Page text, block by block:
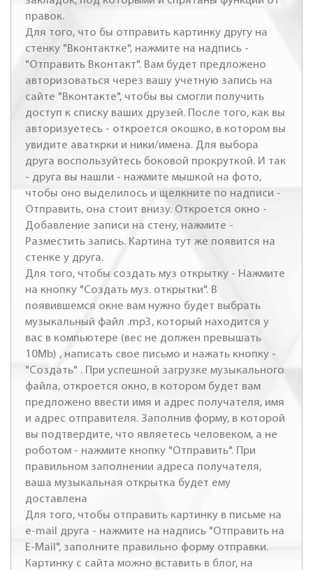
правок.
Для того, что бы отправить картинку другу на
стенку "Вконтактке", нажмите на надпись -
"Отправить Вконтакт". Вам будет предложено
авторизоваться через вашу учетную запись на
сайте "Вконтакте", чтобы вы смогли получить
доступ к списку ваших друзей. После того, как вы
авторизуетесь - откроется окошко, в котором вы
увидите аваткрки и ники/имена. Для выбора
друга воспользуйтесь боковой прокруткой. И так
- друга вы нашли - нажмите мышкой на фото,
чтобы оно выделилось и щелкните по надписи -
Отправить, она стоит внизу. Откроется окно -
Добавление записи на стену, нажмите -
Разместить запись. Картина тут же появится на
стенке у друга.
Для того, чтобы создать муз открытку - Нажмите
на кнопку "Создать муз. открытки". В
появившемся окне вам нужно будет выбрать
музыкальный файл .mp3, который находится у
вас в компьютере (вес не должен превышать
10Mb) , написать свое письмо и нажать кнопку -
"Создать" . При успешной загрузке музыкального
файла, откроется окно, в котором будет вам
предложено ввести имя и адрес получателя, имя
и адрес отправителя. Заполнив форму, в которой
вы подтвердите, что являетесь человеком, а не
роботом - нажмите кнопку "Отправить". При
правильном заполнении адреса получателя,
ваша музыкальная открытка будет ему
доставлена
Для того, чтобы отправить картинку в письме на
e-mail друга - нажмите на надпись "Отправить на
E-Mail", заполните правильно форму отправки.
Картинку с сайта можно вставить в блог, на